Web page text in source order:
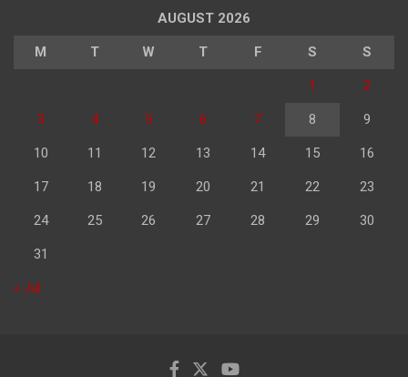
AUGUST 2026
M T W T F S S
1 2
3 4 5 6 7 8 9
10 11 12 13 14 15 16
17 18 19 20 21 22 23
24 25 26 27 28 29 30
31
« Jul